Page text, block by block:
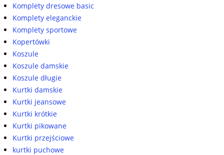
Komplety dresowe basic
Komplety eleganckie
Komplety sportowe
Kopertówki
Koszule
Koszule damskie
Koszule długie
Kurtki damskie
Kurtki jeansowe
Kurtki krótkie
Kurtki pikowane
Kurtki przejściowe
kurtki puchowe